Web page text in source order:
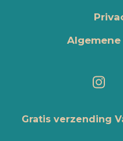
Gratis verzending